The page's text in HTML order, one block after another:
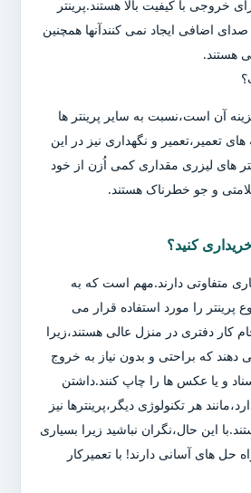
خروجی با کیفیت بالا هستند.پرینتر
اضافی ایجاد نمی کنندآنها همچنین
هستند.
آن است،نسبت به سایر پرینتر ها
های تعمیر،تعمیر و نگهداری نیز در این
های لیزری مقداری کمی اُزن از خود
و جو خطرناک هستند.
کنید؟
متفاوتی دارند.مهم است که به
را مورد استفاده قرار می
کار دفتری در منزل عالی هستند،زیرا
دهند که براحتی و بدون نیاز به خروج
و یا عکس ها را چاپ کنند.داشتن
هر تکنولوژی دیگر،پرینترها نیز
این حال،نگران نباشید زیرا بسیاری
حل های آسانی دارند! با تعمیرکار